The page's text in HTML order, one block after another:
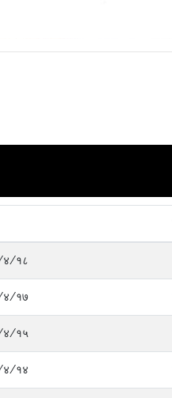
४/१८
४/१७
४/१५
४/१४